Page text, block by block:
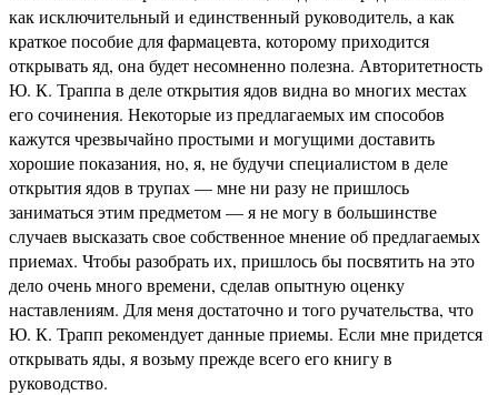
как исключительный и единственный руководитель, а как
краткое пособие для фармацевта, которому приходится
открывать яд, она будет несомненно полезна. Авторитетность
Ю. К. Траппа в деле открытия ядов видна во многих местах
его сочинения. Некоторые из предлагаемых им способов
кажутся чрезвычайно простыми и могущими доставить
хорошие показания, но, я, не будучи специалистом в деле
открытия ядов в трупах — мне ни разу не пришлось
заниматься этим предметом — я не могу в большинстве
случаев высказать свое собственное мнение об предлагаемых
приемах. Чтобы разобрать их, пришлось бы посвятить на это
дело очень много времени, сделав опытную оценку
наставлениям. Для меня достаточно и того ручательства, что
Ю. К. Трапп рекомендует данные приемы. Если мне придется
открывать яды, я возьму прежде всего его книгу в
руководство.